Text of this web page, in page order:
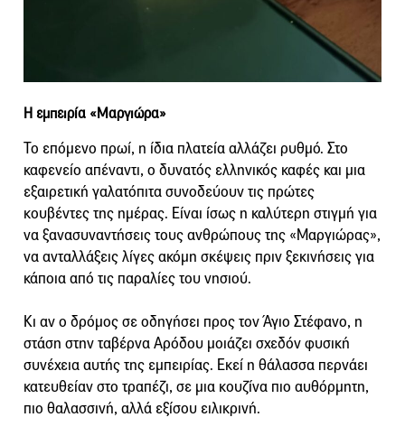
Η εμπειρία «Μαργιώρα»
Το επόμενο πρωί, η ίδια πλατεία αλλάζει ρυθμό. Στο
καφενείο απέναντι, ο δυνατός ελληνικός καφές και μια
εξαιρετική γαλατόπιτα συνοδεύουν τις πρώτες
κουβέντες της ημέρας. Είναι ίσως η καλύτερη στιγμή για
να ξανασυναντήσεις τους ανθρώπους της «Μαργιώρας»,
να ανταλλάξεις λίγες ακόμη σκέψεις πριν ξεκινήσεις για
κάποια από τις παραλίες του νησιού.
Κι αν ο δρόμος σε οδηγήσει προς τον Άγιο Στέφανο, η
στάση στην ταβέρνα Αρόδου μοιάζει σχεδόν φυσική
συνέχεια αυτής της εμπειρίας. Εκεί η θάλασσα περνάει
κατευθείαν στο τραπέζι, σε μια κουζίνα πιο αυθόρμητη,
πιο θαλασσινή, αλλά εξίσου ειλικρινή.